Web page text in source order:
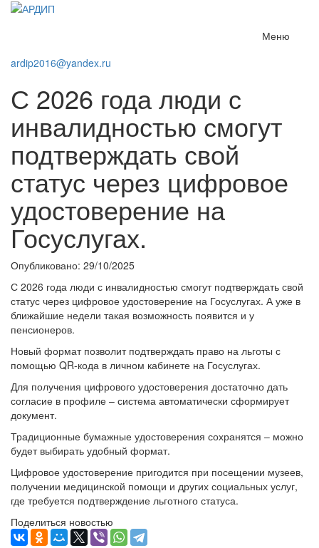
Меню
ardip2016@yandex.ru
С 2026 года люди с
инвалидностью смогут
подтверждать свой
статус через цифровое
удостоверение на
Госуслугах.
Опубликовано: 29/10/2025
С 2026 года люди с инвалидностью смогут подтверждать свой
статус через цифровое удостоверение на Госуслугах. А уже в
ближайшие недели такая возможность появится и у
пенсионеров.
Новый формат позволит подтверждать право на льготы с
помощью QR-кода в личном кабинете на Госуслугах.
Для получения цифрового удостоверения достаточно дать
согласие в профиле – система автоматически сформирует
документ.
Традиционные бумажные удостоверения сохранятся – можно
будет выбирать удобный формат.
Цифровое удостоверение пригодится при посещении музеев,
получении медицинской помощи и других социальных услуг,
где требуется подтверждение льготного статуса.
Поделиться новостью